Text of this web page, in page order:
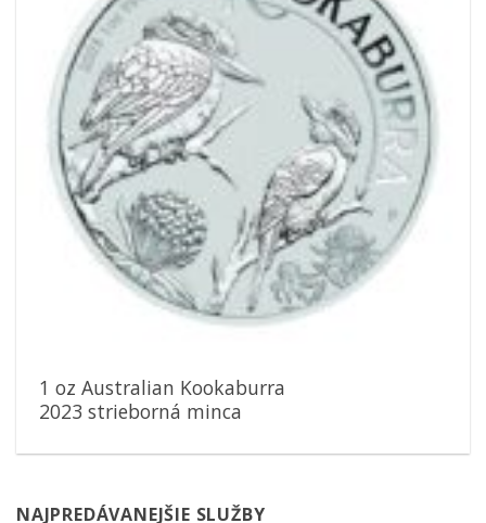
1 oz Australian Kookaburra
2023 strieborná minca
NAJPREDÁVANEJŠIE SLUŽBY